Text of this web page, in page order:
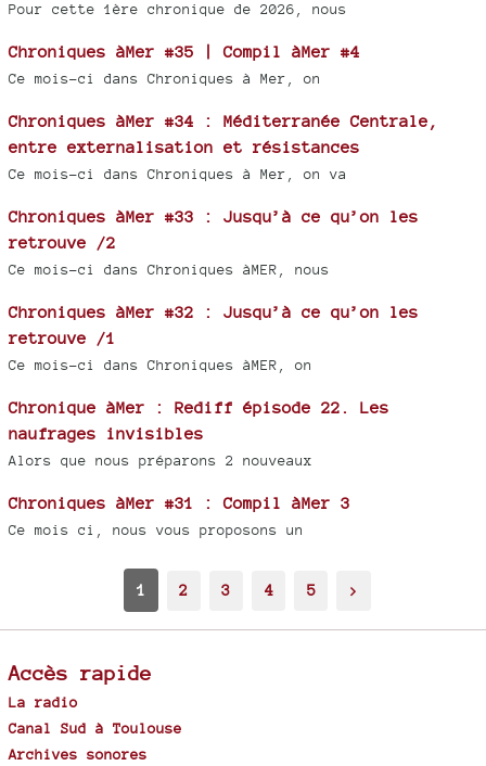
Pour cette 1ère chronique de 2026, nous
Chroniques àMer #35 | Compil àMer #4
Ce mois-ci dans Chroniques à Mer, on
Chroniques àMer #34 : Méditerranée Centrale,
entre externalisation et résistances
Ce mois-ci dans Chroniques à Mer, on va
Chroniques àMer #33 : Jusqu’à ce qu’on les
retrouve /2
Ce mois-ci dans Chroniques àMER, nous
Chroniques àMer #32 : Jusqu’à ce qu’on les
retrouve /1
Ce mois-ci dans Chroniques àMER, on
Chronique àMer : Rediff épisode 22. Les
naufrages invisibles
Alors que nous préparons 2 nouveaux
Chroniques àMer #31 : Compil àMer 3
Ce mois ci, nous vous proposons un
1 2 3 4 5 >
Accès rapide
La radio
Canal Sud à Toulouse
Archives sonores